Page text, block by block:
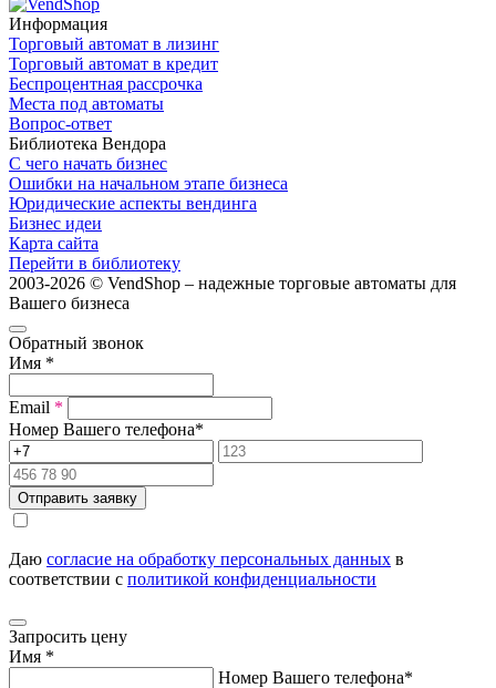
Информация
Торговый автомат в лизинг
Торговый автомат в кредит
Беспроцентная рассрочка
Места под автоматы
Вопрос-ответ
Библиотека Вендора
С чего начать бизнес
Ошибки на начальном этапе бизнеса
Юридические аспекты вендинга
Бизнес идеи
Карта сайта
Перейти в библиотеку
2003-2026 © VendShop – надежные торговые автоматы для
Вашего бизнеса
Обратный звонок
Имя *
Email *
Номер Вашего телефона*
Отправить заявку
Даю согласие на обработку персональных данных в
соответствии с политикой конфиденциальности
Запросить цену
Имя *
Номер Вашего телефона*